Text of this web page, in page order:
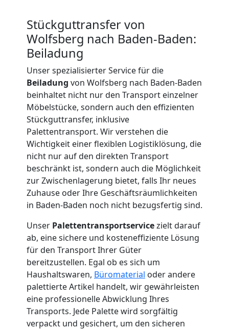
Stückguttransfer von
Wolfsberg nach Baden-Baden:
Beiladung
Unser spezialisierter Service für die
Beiladung von Wolfsberg nach Baden-Baden
beinhaltet nicht nur den Transport einzelner
Möbelstücke, sondern auch den effizienten
Stückguttransfer, inklusive
Palettentransport. Wir verstehen die
Wichtigkeit einer flexiblen Logistiklösung, die
nicht nur auf den direkten Transport
beschränkt ist, sondern auch die Möglichkeit
zur Zwischenlagerung bietet, falls Ihr neues
Zuhause oder Ihre Geschäftsräumlichkeiten
in Baden-Baden noch nicht bezugsfertig sind.
Unser Palettentransportservicezielt darauf
ab, eine sichere und kosteneffiziente Lösung
für den Transport Ihrer Güter
bereitzustellen. Egal ob es sich um
Haushaltswaren, Büromaterial oder andere
palettierte Artikel handelt, wir gewährleisten
eine professionelle Abwicklung Ihres
Transports. Jede Palette wird sorgfältig
verpackt und gesichert, um den sicheren
Umzug
Nationaler
Umzug